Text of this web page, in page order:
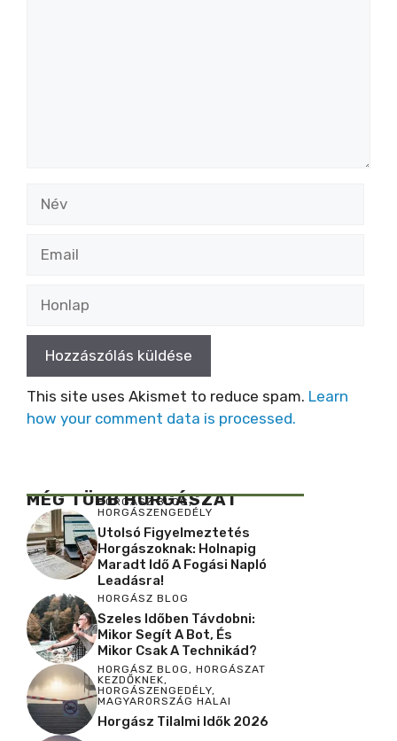
This site uses Akismet to reduce spam. Learn
how your comment data is processed.
MÉG TÖBB HORGÁSZAT
HORGÁSZ BLOG,
HORGÁSZENGEDÉLY
Utolsó Figyelmeztetés
Horgászoknak: Holnapig
Maradt Idő A Fogási Napló
Leadásra!
HORGÁSZ BLOG
Szeles Időben Távdobni:
Mikor Segít A Bot, És
Mikor Csak A Technikád?
HORGÁSZ BLOG, HORGÁSZAT
KEZDŐKNEK,
HORGÁSZENGEDÉLY,
MAGYARORSZÁG HALAI
Horgász Tilalmi Idők 2026